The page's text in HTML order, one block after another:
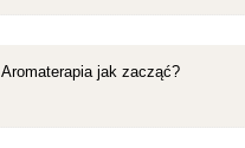
Aromaterapia jak zacząć?